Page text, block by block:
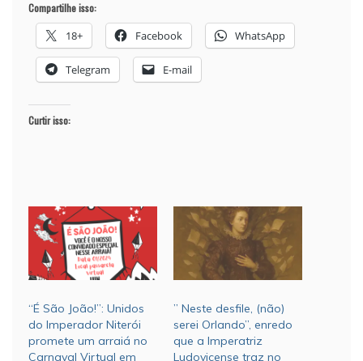
Compartilhe isso:
18+ Facebook WhatsApp
Telegram E-mail
Curtir isso:
“É São João!”: Unidos
do Imperador Niterói
promete um arraiá no
Carnaval Virtual em
” Neste desfile, (não)
serei Orlando”, enredo
que a Imperatriz
Ludovicense traz no